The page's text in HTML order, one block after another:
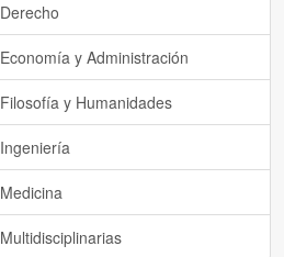
Derecho
Economía y Administración
Filosofía y Humanidades
Ingeniería
Medicina
Multidisciplinarias